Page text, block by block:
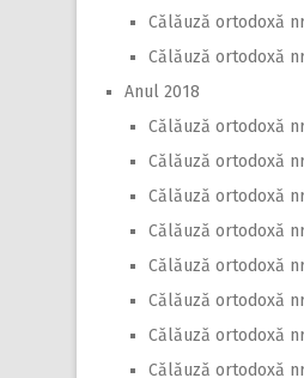
Călăuză ortodoxă
Călăuză ortodoxă
Anul 2018
Călăuză ortodoxă
Călăuză ortodoxă
Călăuză ortodoxă
Călăuză ortodoxă
Călăuză ortodoxă
Călăuză ortodoxă
Călăuză ortodoxă
Călăuză ortodoxă